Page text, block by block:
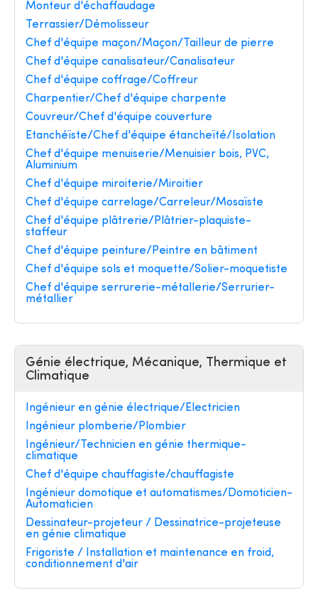
Monteur d'échaffaudage
Terrassier/Démolisseur
Chef d'équipe maçon/Maçon/Tailleur de pierre
Chef d'équipe canalisateur/Canalisateur
Chef d'équipe coffrage/Coffreur
Charpentier/Chef d'équipe charpente
Couvreur/Chef d'équipe couverture
Etanchéïste/Chef d'équipe étancheïté/Isolation
Chef d'équipe menuiserie/Menuisier bois, PVC,
Aluminium
Chef d'équipe miroiterie/Miroitier
Chef d'équipe carrelage/Carreleur/Mosaïste
Chef d'équipe plâtrerie/Plâtrier-plaquiste-
staffeur
Chef d'équipe peinture/Peintre en bâtiment
Chef d'équipe sols et moquette/Solier-moquetiste
Chef d'équipe serrurerie-métallerie/Serrurier-
métallier
Génie électrique, Mécanique, Thermique et
Climatique
Ingénieur en génie électrique/Electricien
Ingénieur plomberie/Plombier
Ingénieur/Technicien en génie thermique-
climatique
Chef d'équipe chauffagiste/chauffagiste
Ingénieur domotique et automatismes/Domoticien-
Automaticien
Dessinateur-projeteur / Dessinatrice-projeteuse
en génie climatique
Frigoriste / Installation et maintenance en froid,
conditionnement d'air